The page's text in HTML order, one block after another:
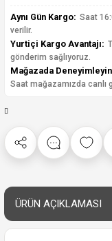
Aynı Gün Kargo: Saat
verilir.
Yurtiçi Kargo Avantajı:
gönderim sağlıyoruz.
Mağazada
Saat mağazamızda canlı
ÜRÜN AÇIKLAMASI